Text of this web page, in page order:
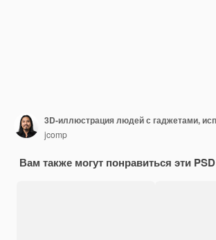
jcomp
Вам также могут понравиться эти PSD